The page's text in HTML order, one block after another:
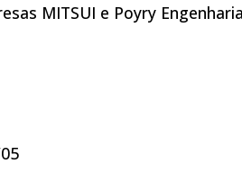
MITSUI e Poyry